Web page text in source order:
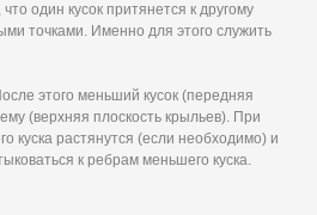
один кусок притянется к другому
точками. Именно для этого служить
этого меньший кусок (передняя
(верхняя плоскость крыльев). При
куска растянутся (если необходимо) и
к ребрам меньшего куска.